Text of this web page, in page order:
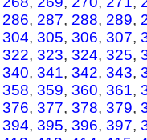
286, 287, 288, 289,
304, 305, 306, 307,
322, 323, 324, 325,
340, 341, 342, 343,
358, 359, 360, 361,
376, 377, 378, 379,
394, 395, 396, 397,